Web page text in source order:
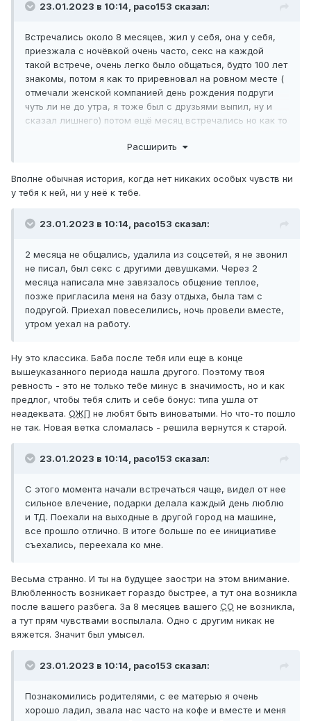
23.01.2023 в 10:14, paco153 сказал:
Встречались около 8 месяцев, жил у себя, она у себя,
приезжала с ночёвкой очень часто, секс на каждой
такой встрече, очень легко было общаться, будто 100 лет
знакомы, потом я как то приревновал на ровном месте (
отмечали женской компанией день рождения подруги
чуть ли не до утра, я тоже был с друзьями выпил, ну и
сказал лишнего) потом ещё месяц встречались но как то
семье, у меня тоже с работой в итоге как то разошлись
Расширить
Вполне обычная история, когда нет никаких особых чувств ни
у тебя к ней, ни у неё к тебе.
23.01.2023 в 10:14, paco153 сказал:
2 месяца не общались, удалила из соцсетей, я не звонил
не писал, был секс с другими девушками. Через 2
месяца написала мне завязалось общение теплое,
позже пригласила меня на базу отдыха, была там с
подругой. Приехал повеселились, ночь провели вместе,
утром уехал на работу.
Ну это классика. Баба после тебя или еще в конце
вышеуказанного периода нашла другого. Поэтому твоя
ревность - это не только тебе минус в значимость, но и как
предлог, чтобы тебя слить и себе бонус: типа ушла от
неадеквата. ОЖП не любят быть виноватыми. Но что-то пошло
не так. Новая ветка сломалась - решила вернутся к старой.
23.01.2023 в 10:14, paco153 сказал:
С этого момента начали встречаться чаще, видел от нее
сильное влечение, подарки делала каждый день люблю
и ТД. Поехали на выходные в другой город на машине,
все прошло отлично. В итоге больше по ее инициативе
съехались, переехала ко мне.
Весьма странно. И ты на будущее заостри на этом внимание.
Влюбленность возникает гораздо быстрее, а тут она возникла
после вашего разбега. За 8 месяцев вашего СО не возникла,
а тут прям чувствами воспылала. Одно с другим никак не
вяжется. Значит был умысел.
23.01.2023 в 10:14, paco153 сказал:
Познакомились родителями, с ее матерью я очень
хорошо ладил, звала нас часто на кофе и вместе и меня